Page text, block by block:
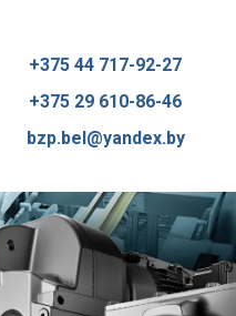
+375 44 717-92-27
+375 29 610-86-46
bzp.bel@yandex.by